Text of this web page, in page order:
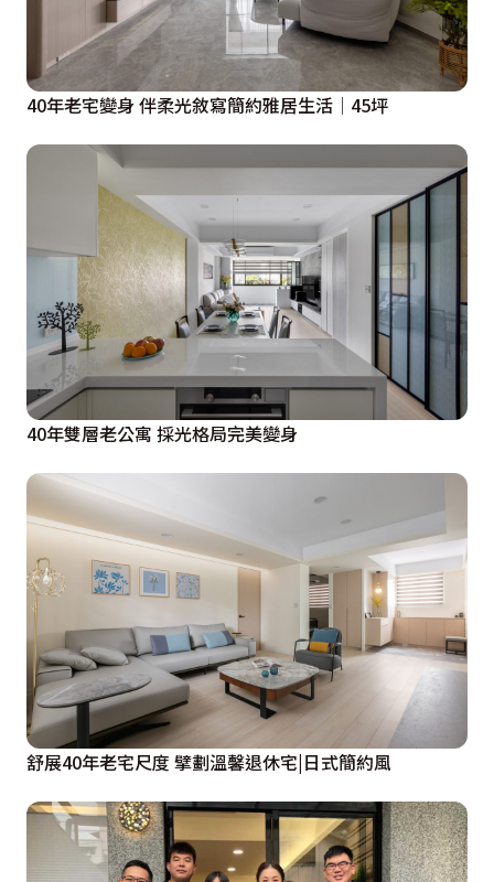
40年老宅變身 伴柔光敘寫簡約雅居生活│45坪
40年雙層老公寓 採光格局完美變身
舒展40年老宅尺度 擘劃溫馨退休宅|日式簡約風